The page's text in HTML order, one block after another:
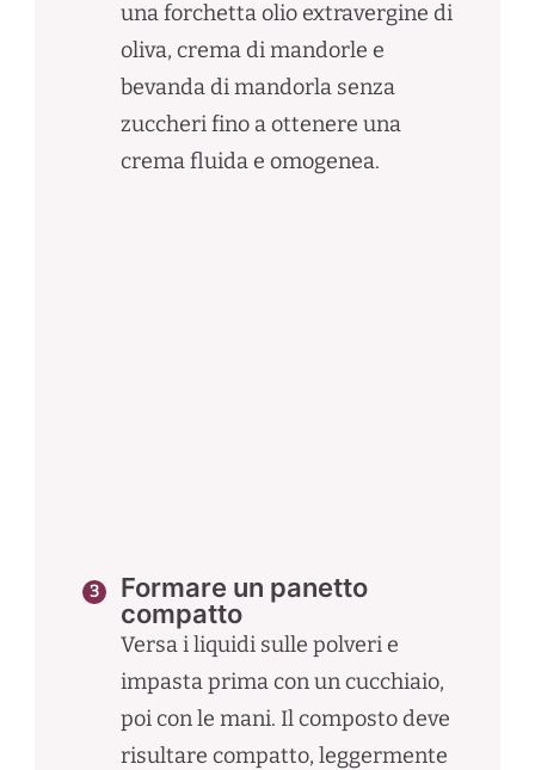
una forchetta olio extravergine di
oliva, crema di mandorle e
bevanda di mandorla senza
zuccheri fino a ottenere una
crema fluida e omogenea.
Formare un panetto
compatto
Versa i liquidi sulle polveri e
impasta prima con un cucchiaio,
poi con le mani. Il composto deve
risultare compatto, leggermente